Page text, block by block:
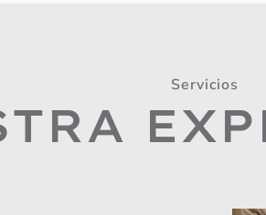
Servicios